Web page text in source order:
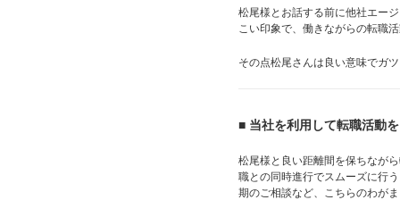
松尾様とお話する前に他社エー
こい印象で、働きながらの転職
その点松尾さんは良い意味でガ
■ 当社を利用して転職活動
松尾様と良い距離間を保ちなが
職との同時進行でスムーズに行
期のご相談など、こちらのわが